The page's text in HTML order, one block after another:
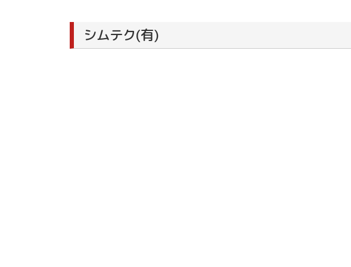
シムテク(有)